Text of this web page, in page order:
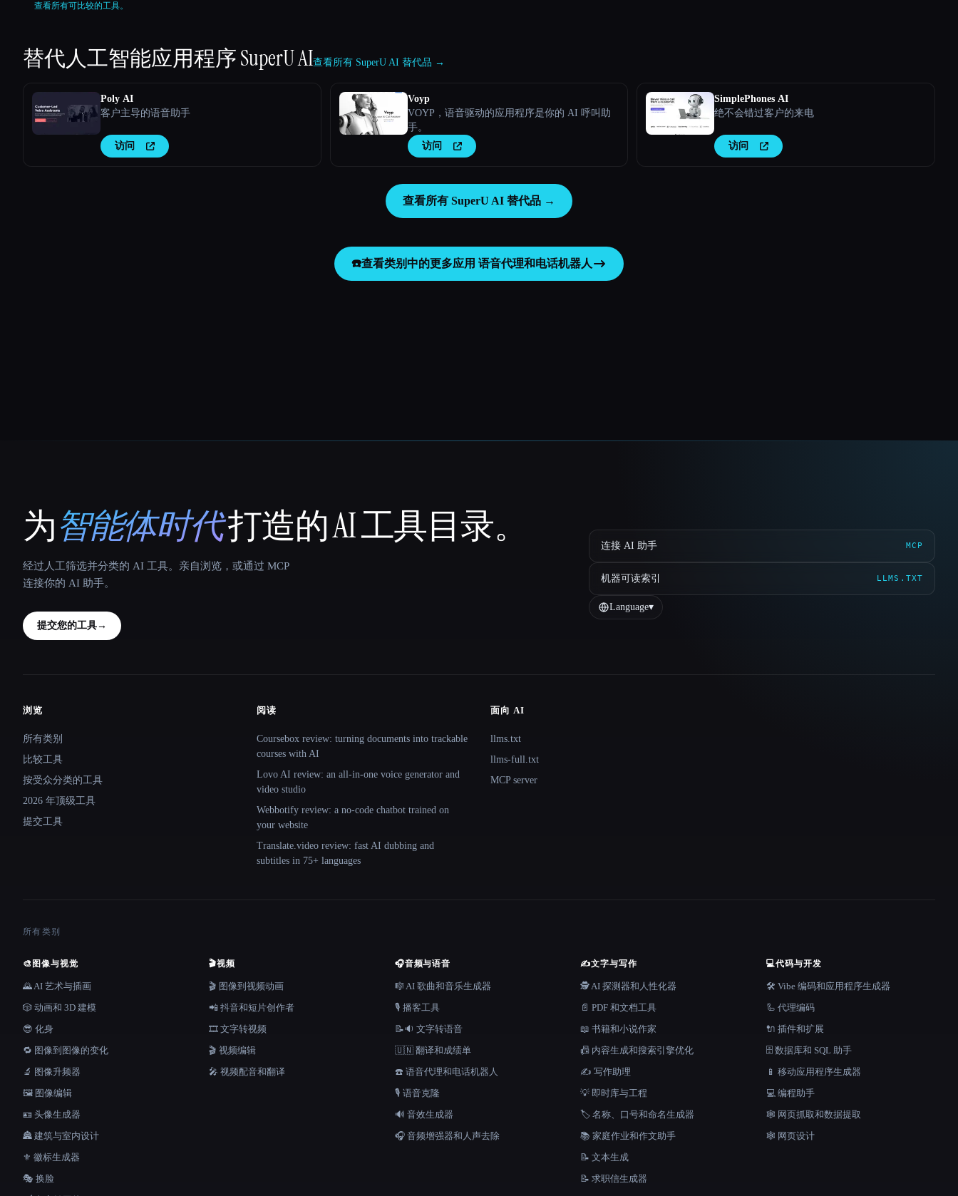
查看所有可比较的工具。
替代人工智能应用程序SuperU AI查看所有 SuperU AI 替代品 →
Poly AI
客户主导的语音助手
访问
Voyp
VOYP，语音驱动的应用程序是你的 AI 呼叫助
手。
访问
SimplePhones AI
绝不会错过客户的来电
访问
查看所有 SuperU AI 替代品 →
☎️查看类别中的更多应用 语音代理和电话机器人
That AI Collection
为智能体时代打造的 AI 工具目录。
经过人工筛选并分类的 AI 工具。亲自浏览，或通过 MCP
连接你的 AI 助手。
提交您的工具→
连接 AI 助手 MCP
机器可读索引 LLMS.TXT
Language▾
Site navigation
浏览
所有类别
比较工具
按受众分类的工具
2026 年顶级工具
提交工具
阅读
Coursebox review: turning documents into trackable
courses with AI
Lovo AI review: an all-in-one voice generator and
video studio
Webbotify review: a no-code chatbot trained on
your website
Translate.video review: fast AI dubbing and
subtitles in 75+ languages
面向 AI
llms.txt
llms-full.txt
MCP server
所有类别
🎨 图像与视觉
🌄 AI 艺术与插画
🎲 动画和 3D 建模
😎 化身
🔁 图像到图像的变化
🔬 图像升频器
🖼️ 图像编辑
🪪 头像生成器
🏯 建筑与室内设计
⚜️ 徽标生成器
🎭 换脸
🎬视频
🎬 图像到视频动画
📲 抖音和短片创作者
🎞️ 文字转视频
🎬 视频编辑
🎤 视频配音和翻译
🎧音频与语音
🎼 AI 歌曲和音乐生成器
🎙️ 播客工具
📝🔉 文字转语音
🇺🇳 翻译和成绩单
☎️ 语音代理和电话机器人
🎙️ 语音克隆
🔊 音效生成器
🎧 音频增强器和人声去除
✍️文字与写作
🕵️ AI 探测器和人性化器
📄 PDF 和文档工具
📖 书籍和小说作家
📠 内容生成和搜索引擎优化
✍️ 写作助理
💡 即时库与工程
🏷️ 名称、口号和命名生成器
📚 家庭作业和作文助手
📝 文本生成
📝 求职信生成器
💻代码与开发
🛠️ Vibe 编码和应用程序生成器
🦾 代理编码
🔌 插件和扩展
🗄️ 数据库和 SQL 助手
📱 移动应用程序生成器
💻 编程助手
🕸️ 网页抓取和数据提取
🕸 网页设计